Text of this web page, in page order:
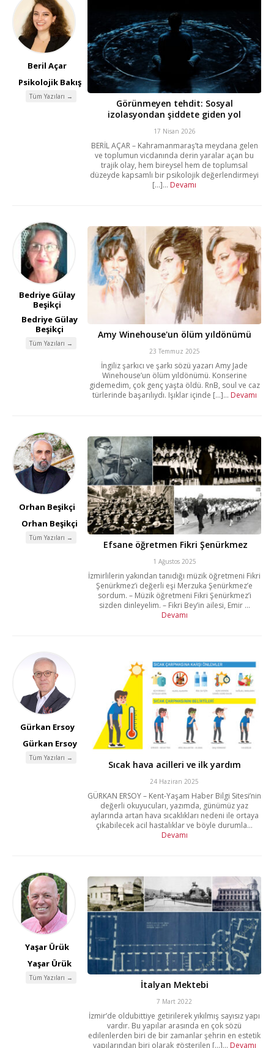
Beril Açar
Psikolojik Bakış
Tüm Yazıları →
Görünmeyen tehdit: Sosyal
izolasyondan şiddete giden yol
17 Nisan 2026
BERİL AÇAR – Kahramanmaraş’ta meydana gelen
ve toplumun vicdanında derin yaralar açan bu
trajik olay, hem bireysel hem de toplumsal
düzeyde kapsamlı bir psikolojik değerlendirmeyi
[...]... Devamı
Bedriye Gülay
Beşikçi
Bedriye Gülay
Beşikçi
Tüm Yazıları →
Amy Winehouse'un ölüm yıldönümü
23 Temmuz 2025
İngiliz şarkıcı ve şarkı sözü yazarı Amy Jade
Winehouse’un ölüm yıldönümü. Konserine
gidemedim, çok genç yaşta öldü. RnB, soul ve caz
türlerinde başarılıydı. Işıklar içinde [...]... Devamı
Orhan Beşikçi
Orhan Beşikçi
Tüm Yazıları →
Efsane öğretmen Fikri Şenürkmez
1 Ağustos 2025
İzmirlilerin yakından tanıdığı müzik öğretmeni Fikri
Şenürkmez’i değerli eşi Merzuka Şenürkmez’e
sordum. – Müzik öğretmeni Fikri Şenürkmez’i
sizden dinleyelim. – Fikri Bey’in ailesi, Emir ...
Devamı
Gürkan Ersoy
Gürkan Ersoy
Tüm Yazıları →
Sıcak hava acilleri ve ilk yardım
24 Haziran 2025
GÜRKAN ERSOY – Kent-Yaşam Haber Bilgi Sitesi’nin
değerli okuyucuları, yazımda, günümüz yaz
aylarında artan hava sıcaklıkları nedeni ile ortaya
çıkabilecek acil hastalıklar ve böyle durumla...
Devamı
Yaşar Ürük
Yaşar Ürük
Tüm Yazıları →
İtalyan Mektebi
7 Mart 2022
İzmir’de oldubittiye getirilerek yıkılmış sayısız yapı
vardır. Bu yapılar arasında en çok sözü
edilenlerden biri de bir zamanlar şehrin en estetik
yapılarından biri olarak gösterilen [...]... Devamı